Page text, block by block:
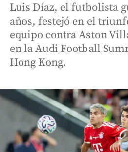
Luis Díaz, el futbolista
años, festejó en el
equipo contra Aston
en la Audi Football
Hong Kong.